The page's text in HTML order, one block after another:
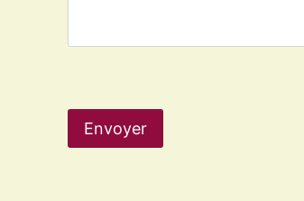
Envoyer